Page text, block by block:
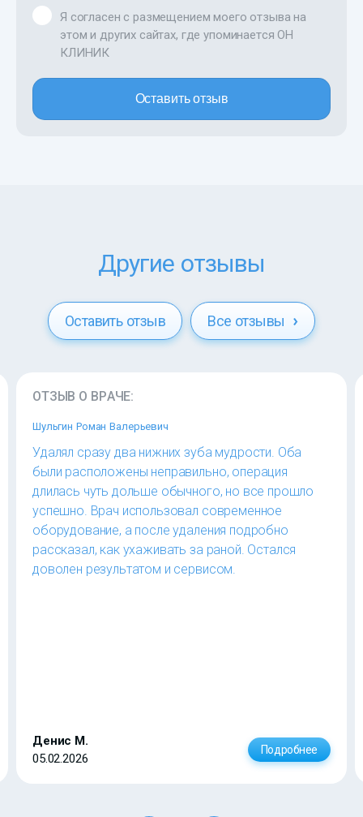
Я согласен с размещением моего отзыва на
этом и других сайтах, где упоминается ОН
КЛИНИК
Оставить отзыв
Другие отзывы
Оставить отзыв Все отзывы
ОТЗЫВ О ВРАЧЕ:
Шульгин Роман Валерьевич
Удалял сразу два нижних зуба мудрости. Оба
были расположены неправильно, операция
длилась чуть дольше обычного, но все прошло
успешно. Врач использовал современное
оборудование, а после удаления подробно
рассказал, как ухаживать за раной. Остался
доволен результатом и сервисом.
Денис М.
05.02.2026
Подробнее